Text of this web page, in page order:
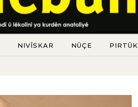
NIVÎSKAR NÛÇE PIRTÛK